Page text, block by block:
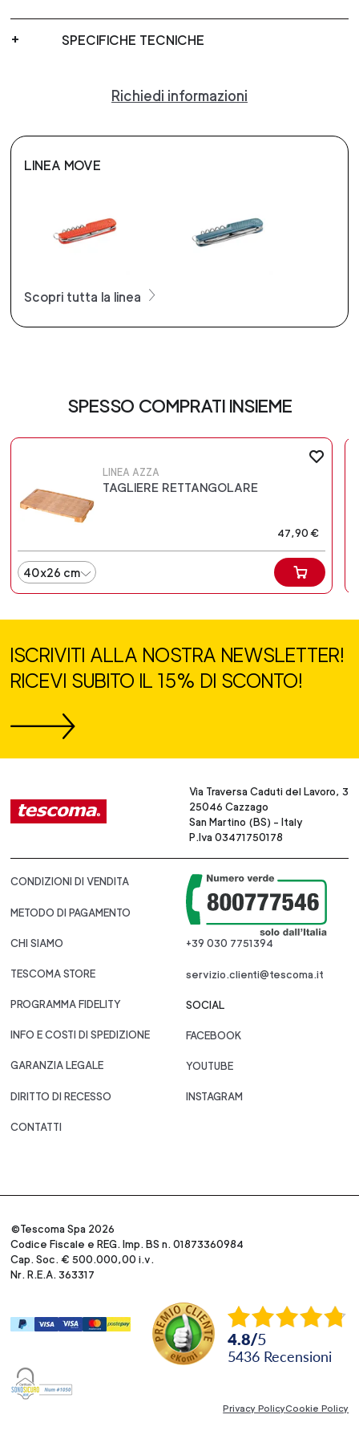
SPECIFICHE TECNICHE
Richiedi informazioni
LINEA MOVE
Scopri tutta la linea
SPESSO COMPRATI INSIEME
LINEA AZZA
TAGLIERE RETTANGOLARE
47,90 €
40x26 cm
ISCRIVITI ALLA NOSTRA NEWSLETTER!
RICEVI SUBITO IL 15% DI SCONTO!
Via Traversa Caduti del Lavoro, 3
25046 Cazzago
San Martino (BS) - Italy
P.Iva 03471750178
CONDIZIONI DI VENDITA
METODO DI PAGAMENTO
CHI SIAMO
TESCOMA STORE
PROGRAMMA FIDELITY
INFO E COSTI DI SPEDIZIONE
GARANZIA LEGALE
DIRITTO DI RECESSO
CONTATTI
+39 030 7751394
servizio.clienti@tescoma.it
SOCIAL
FACEBOOK
YOUTUBE
INSTAGRAM
©Tescoma Spa 2026
Codice Fiscale e REG. Imp. BS n. 01873360984
Cap. Soc. € 500.000,00 i.v.
Nr. R.E.A. 363317
4.8/5
5436 recensioni
Privacy PolicyCookie Policy